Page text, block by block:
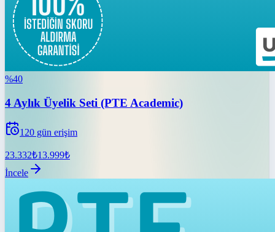
%40
4 Aylık Üyelik Seti (PTE Academic)
120 gün erişim
23.332₺13.999₺
İncele